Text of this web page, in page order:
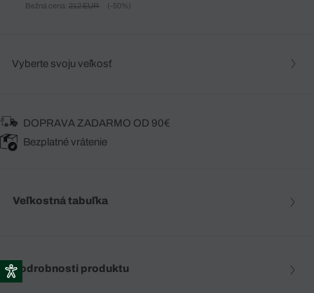
Bežná cena: 212 EUR (-50%)
Vyberte svoju veľkosť
DOPRAVA ZADARMO OD 90€
Bezplatné vrátenie
Veľkostná tabuľka
Podrobnosti produktu